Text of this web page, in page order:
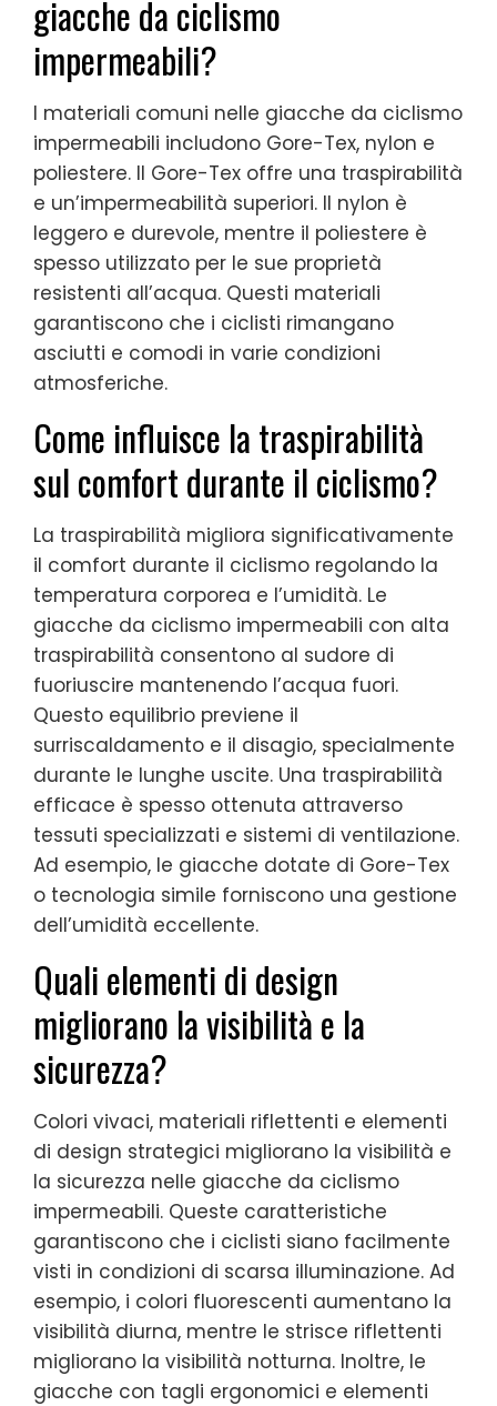
giacche da ciclismo
impermeabili?
I materiali comuni nelle giacche da ciclismo
impermeabili includono Gore-Tex, nylon e
poliestere. Il Gore-Tex offre una traspirabilità
e un’impermeabilità superiori. Il nylon è
leggero e durevole, mentre il poliestere è
spesso utilizzato per le sue proprietà
resistenti all’acqua. Questi materiali
garantiscono che i ciclisti rimangano
asciutti e comodi in varie condizioni
atmosferiche.
Come influisce la traspirabilità
sul comfort durante il ciclismo?
La traspirabilità migliora significativamente
il comfort durante il ciclismo regolando la
temperatura corporea e l’umidità. Le
giacche da ciclismo impermeabili con alta
traspirabilità consentono al sudore di
fuoriuscire mantenendo l’acqua fuori.
Questo equilibrio previene il
surriscaldamento e il disagio, specialmente
durante le lunghe uscite. Una traspirabilità
efficace è spesso ottenuta attraverso
tessuti specializzati e sistemi di ventilazione.
Ad esempio, le giacche dotate di Gore-Tex
o tecnologia simile forniscono una gestione
dell’umidità eccellente.
Quali elementi di design
migliorano la visibilità e la
sicurezza?
Colori vivaci, materiali riflettenti e elementi
di design strategici migliorano la visibilità e
la sicurezza nelle giacche da ciclismo
impermeabili. Queste caratteristiche
garantiscono che i ciclisti siano facilmente
visti in condizioni di scarsa illuminazione. Ad
esempio, i colori fluorescenti aumentano la
visibilità diurna, mentre le strisce riflettenti
migliorano la visibilità notturna. Inoltre, le
giacche con tagli ergonomici e elementi